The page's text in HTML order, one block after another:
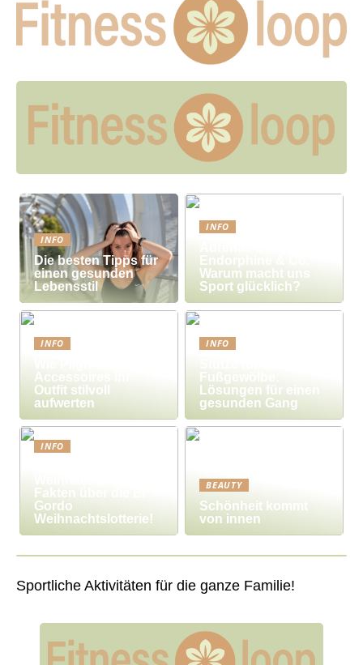
INFO
Die besten Tipps für
einen gesunden
Lebensstil
INFO
Endorphine & Co:
Warum macht uns
Sport glücklich?
INFO
Accessoires Ihr
Outfit stilvoll
aufwerten
INFO
Fußgewölbe:
Lösungen für einen
gesunden Gang
INFO
Fakten über die El
Gordo
Weihnachtslotterie!
BEAUTY
Schönheit kommt
von innen
Sportliche Aktivitäten für die ganze Familie!